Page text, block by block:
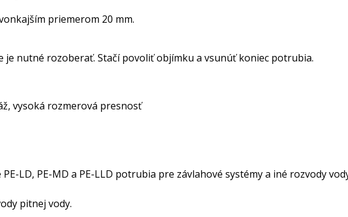
priemerom 20 mm.
nutné rozoberať. Stačí povoliť objímku a vsunúť koniec potrubia.
vysoká rozmerová presnosť
LD, PE-MD a PE-LLD potrubia pre závlahové systémy a iné rozvody
pitnej vody.